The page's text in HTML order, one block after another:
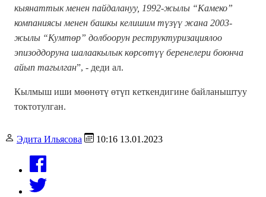
кыянаттык менен пайдалануу, 1992-жылы “Камеко”
компаниясы менен башкы келишим түзүү жана 2003-
жылы “Кумтөр” долбоорун реструктуризациялоо
эпизоддоруна шалаакылык көрсөтүү беренелери боюнча
айып тагылган”, - деди ал.
Кылмыш иши мөөнөтү өтүп кеткендигине байланыштуу
токтотулган.
Эдита Ильясова 10:16 13.01.2023